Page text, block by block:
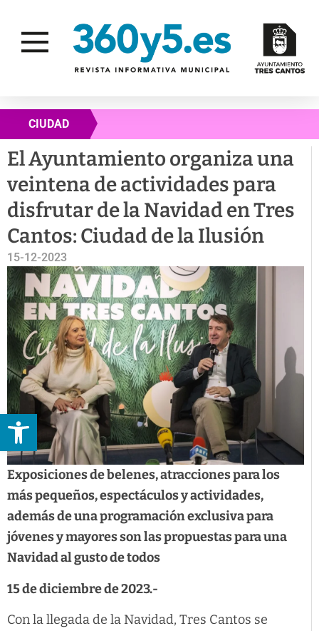
Abrir barra de herramientas
CIUDAD
El Ayuntamiento organiza una
veintena de actividades para
disfrutar de la Navidad en Tres
Cantos: Ciudad de la Ilusión
15-12-2023
Exposiciones de belenes, atracciones para los
más pequeños, espectáculos y actividades,
además de una programación exclusiva para
jóvenes y mayores son las propuestas para una
Navidad al gusto de todos
15 de diciembre de 2023.-
Con la llegada de la Navidad, Tres Cantos se